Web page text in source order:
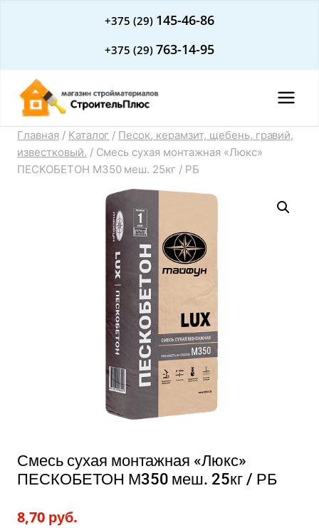
+375 (29) 145-46-86
+375 (29) 763-14-95
Главная / Каталог / Песок, керамзит, щебень, гравий,
известковый. / Смесь сухая монтажная «Люкс»
ПЕСКОБЕТОН М350 меш. 25кг / РБ
Смесь сухая монтажная «Люкс»
ПЕСКОБЕТОН М350 меш. 25кг / РБ
8,70 руб.